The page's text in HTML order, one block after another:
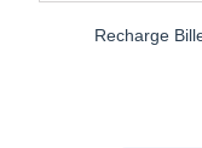
Recharge